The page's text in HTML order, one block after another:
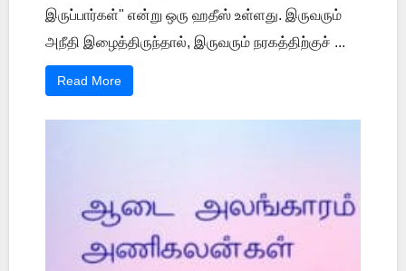
இருப்பார்கள்" என்று ஒரு ஹதீஸ் உள்ளது. இருவரும்
அநீதி இழைத்திருந்தால், இருவரும் நரகத்திற்குச் ...
Read More